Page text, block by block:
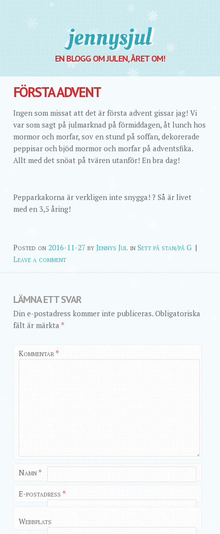
Jennysjul
EN BLOGG OM JULEN, ÅRET OM!
FÖRSTA ADVENT
Ingen som missat att det är första advent gissar jag! Vi
var som sagt på julmarknad på förmiddagen, åt lunch hos
mormor och morfar, sov en stund på soffan, dekorerade
peppisar och bjöd mormor och morfar på adventsfika.
Allt med det snöat på tvären utanför! En bra dag!
Pepparkakorna är verkligen inte snygga! ? Så är livet
med en 3,5 åring!
Posted on 2016-11-27 by Jennys Jul in Sett på stan/på G |
Leave a comment
LÄMNA ETT SVAR
Din e-postadress kommer inte publiceras. Obligatoriska
fält är märkta *
Kommentar *
Namn *
E-postadress *
Webbplats